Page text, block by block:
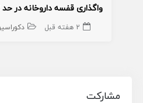
واگذاری قفسه داروخانه در حد
2 هفته قبل
مشارکت